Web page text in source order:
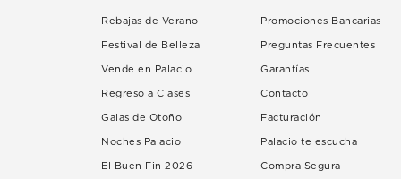
Rebajas de Verano
Festival de Belleza
Vende en Palacio
Regreso a Clases
Galas de Otoño
Noches Palacio
El Buen Fin 2026
Promociones Bancarias
Preguntas Frecuentes
Garantías
Contacto
Facturación
Palacio te escucha
Compra Segura